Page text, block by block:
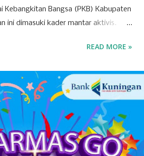
Kebangkitan Bangsa (PKB) Kabupaten
ini dimasuki kader mantar aktivis.
wajah barunya sebagai partai yang
belakang mulai menyatakan
bergabung atau "log in" ke partai
Kosasih, Ketua PKB Kuningan,
ini adalah wadah bagi seluruh warga
latar belakang organisasi maupun
perhatian adalah bergabungnya
READ MORE »